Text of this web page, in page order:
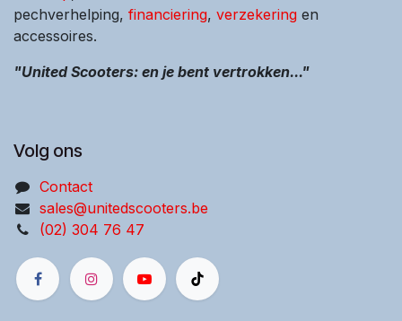
pechverhelping, financiering, verzekering en
accessoires.
"United Scooters: en je bent vertrokken..."
Volg ons
Contact
sales@unitedscooters.be
(02) 304 76 47